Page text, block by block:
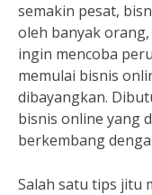
semakin pesat,
oleh banyak
ingin mencoba
memulai bisnis
dibayangkan.
bisnis online yang
berkembang
Salah satu tips jitu